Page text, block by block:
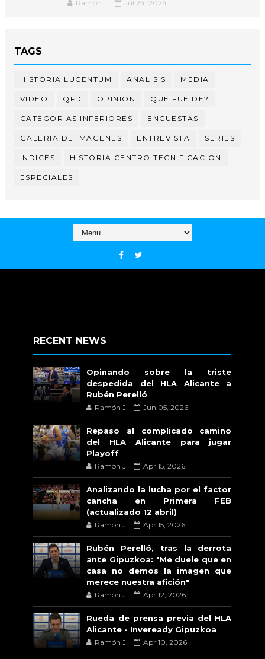
Ramón J. Jul 24, 2024
TAGS
HISTORIA LUCENTUM ANALISIS MEDIA
VIDEO QFD OPINION QUE FUE DE?
CATEGORIAS INFERIORES ENCUESTAS
GALERIA DE IMAGENES ENTREVISTA SERIES
INDICES HISTORIA CENTRO TECNIFICACION
ESPECIALES
RECENT NEWS
Opinando sobre la triste
despedida del HLA Alicante a
Rubén Perelló
Ramón J. Jun 05, 2026
Repaso al complicado camino
del HLA Alicante para jugar
Playoff
Ramón J. Apr 15, 2026
Analizando la lucha por el factor
cancha en Primera FEB
(actualizado 12 abril)
Ramón J. Apr 15, 2026
Rubén Perelló, tras la derrota
ante Gipuzkoa: "Me duele que en
casa no demos la imagen que
merece nuestra afición"
Ramón J. Apr 12, 2026
Rueda de prensa previa del HLA
Alicante - Inveready Gipuzkoa
Ramón J. Apr 10, 2026